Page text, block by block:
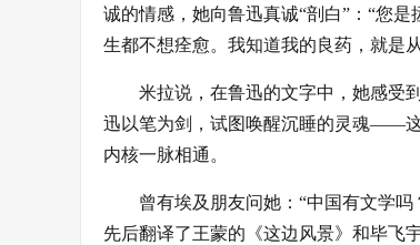
诚的情感，她向鲁迅真诚“剖白”：“您
生都不想痊愈。我知道我的良药，就是
米拉说，在鲁迅的文字中，她感受
迅以笔为剑，试图唤醒沉睡的灵魂——
内核一脉相通。
曾有埃及朋友问她：“中国有文学
先后翻译了王蒙的《这边风景》和毕飞